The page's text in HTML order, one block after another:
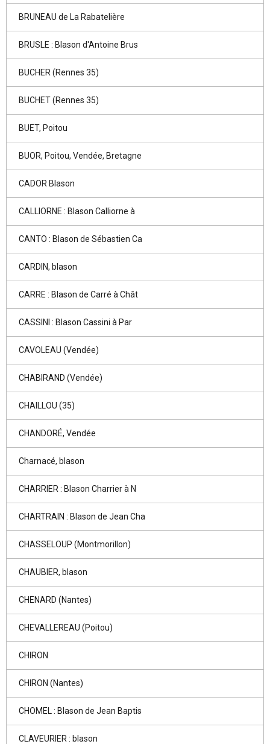
BRUNEAU de La Rabatelière
BRUSLE : Blason d'Antoine Brus
BUCHER (Rennes 35)
BUCHET (Rennes 35)
BUET, Poitou
BUOR, Poitou, Vendée, Bretagne
CADOR Blason
CALLIORNE : Blason Calliorne à
CANTO : Blason de Sébastien Ca
CARDIN, blason
CARRE : Blason de Carré à Chât
CASSINI : Blason Cassini à Par
CAVOLEAU (Vendée)
CHABIRAND (Vendée)
CHAILLOU (35)
CHANDORÉ, Vendée
Charnacé, blason
CHARRIER : Blason Charrier à N
CHARTRAIN : Blason de Jean Cha
CHASSELOUP (Montmorillon)
CHAUBIER, blason
CHENARD (Nantes)
CHEVALLEREAU (Poitou)
CHIRON
CHIRON (Nantes)
CHOMEL : Blason de Jean Baptis
CLAVEURIER : blason